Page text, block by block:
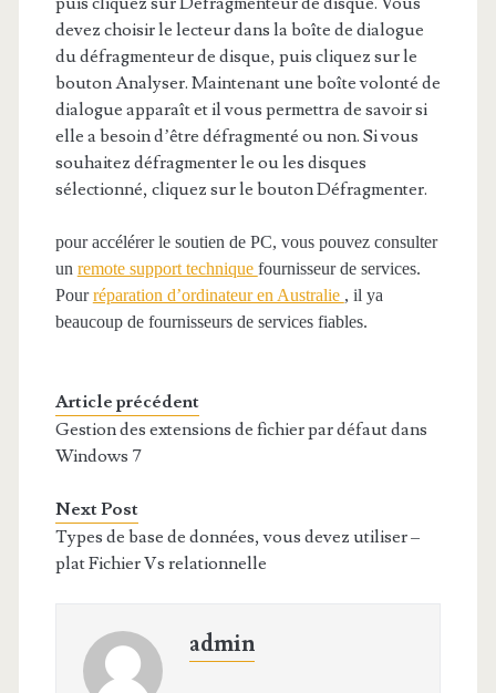
devez choisir le lecteur dans la boîte de dialogue
du défragmenteur de disque, puis cliquez sur le
bouton Analyser. Maintenant une boîte volonté de
dialogue apparaît et il vous permettra de savoir si
elle a besoin d’être défragmenté ou non. Si vous
souhaitez défragmenter le ou les disques
sélectionné, cliquez sur le bouton Défragmenter.
pour accélérer le soutien de PC, vous pouvez consulter
un remote support technique fournisseur de services.
Pourréparation d’ordinateur en Australie , il ya
beaucoup de fournisseurs de services fiables.
Article précédent
Gestion des extensions de fichier par défaut dans
Windows 7
Next Post
Types de base de données, vous devez utiliser –
plat Fichier Vs relationnelle
admin